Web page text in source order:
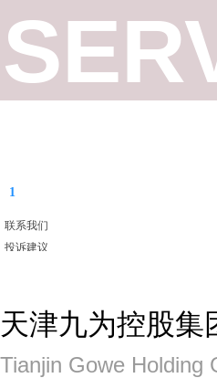
1
联系我们
投诉建议
天津九为控股集
Tianjin Gowe Holding